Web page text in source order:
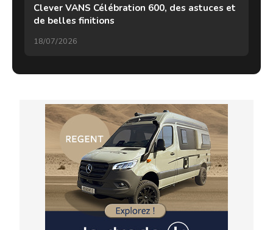
Clever VANS Célébration 600, des astuces et
de belles finitions
18/07/2026